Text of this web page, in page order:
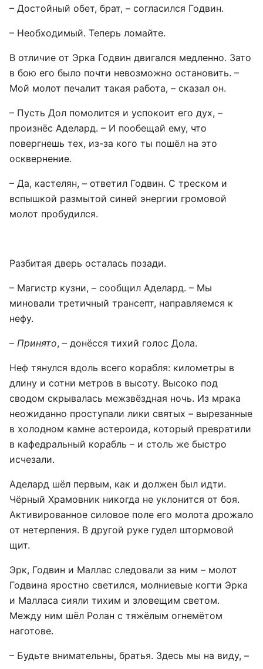
– Достойный обет, брат, – согласился Годвин.
– Необходимый. Теперь ломайте.
В отличие от Эрка Годвин двигался медленно. Зато
в бою его было почти невозможно остановить. –
Мой молот печалит такая работа, – сказал он.
– Пусть Дол помолится и успокоит его дух, –
произнёс Аделард. – И пообещай ему, что
повергнешь тех, из-за кого ты пошёл на это
осквернение.
– Да, кастелян, – ответил Годвин. С треском и
вспышкой размытой синей энергии громовой
молот пробудился.
Разбитая дверь осталась позади.
– Магистр кузни, – сообщил Аделард. – Мы
миновали третичный трансепт, направляемся к
нефу.
– Принято, – донёсся тихий голос Дола.
Неф тянулся вдоль всего корабля: километры в
длину и сотни метров в высоту. Высоко под
сводом скрывалась межзвёздная ночь. Из мрака
неожиданно проступали лики святых – вырезанные
в холодном камне астероида, который превратили
в кафедральный корабль – и столь же быстро
исчезали.
Аделард шёл первым, как и должен был идти.
Чёрный Храмовник никогда не уклонится от боя.
Активированное силовое поле его молота дрожало
от нетерпения. В другой руке гудел штормовой
щит.
Эрк, Годвин и Маллас следовали за ним – молот
Годвина яростно светился, молниевые когти Эрка
и Малласа сияли тихим и зловещим светом.
Между ним шёл Ролан с тяжёлым огнемётом
наготове.
– Будьте внимательны, братья. Здесь мы на виду, –